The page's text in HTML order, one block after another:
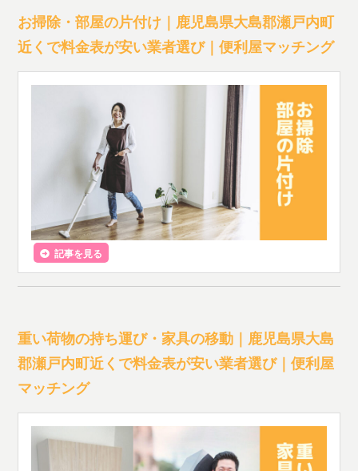
お掃除・部屋の片付け｜鹿児島県大島郡瀬戸内町
近くで料金表が安い業者選び｜便利屋マッチング
記事を見る
重い荷物の持ち運び・家具の移動｜鹿児島県大島
郡瀬戸内町近くで料金表が安い業者選び｜便利屋
マッチング